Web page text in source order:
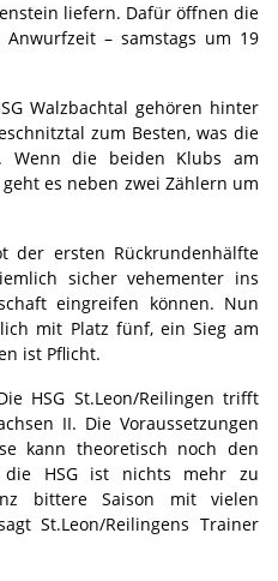
liefern. Dafür öffnen die
– samstags um 19
Walzbachtal gehören hinter
zum Besten, was die
Wenn die beiden Klubs am
es neben zwei Zählern um
der ersten Rückrundenhälfte
sicher vehementer ins
eingreifen können. Nun
mit Platz fünf, ein Sieg am
ist Pflicht.
HSG St.Leon/Reilingen trifft
II. Die Voraussetzungen
kann theoretisch noch den
die HSG ist nichts mehr zu
bittere Saison mit vielen
St.Leon/Reilingens Trainer